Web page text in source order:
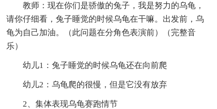
教师：现在你们是骄傲的兔子，我是努力的乌龟，
请你仔细看，兔子睡觉的时候乌龟在干嘛。出发前，乌
龟为自己加油。（此问题在分角色表演前）（完整音
乐）
幼儿1：兔子睡觉的时候乌龟还在向前爬
幼儿2：乌龟爬的很慢，但是它没有放弃
2、集体表现乌龟赛跑情节